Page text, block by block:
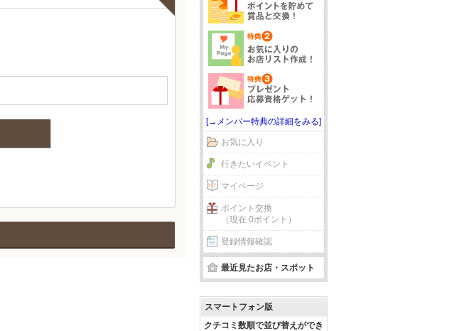
[→メンバー特典の詳細をみる]
お気に入り
行きたいイベント
マイページ
ポイント交換
（現在 0ポイント）
登録情報確認
最近見たお店・スポット
スマートフォン版
クチコミ数順で並び替えができ